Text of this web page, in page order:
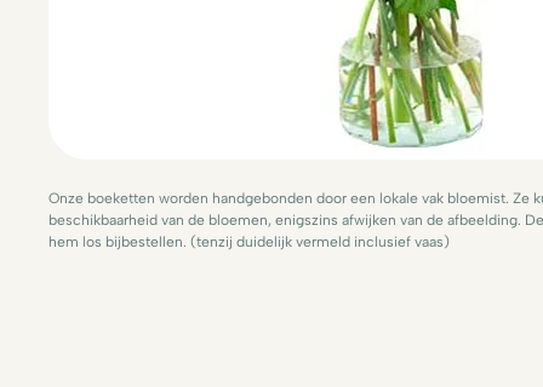
Onze boeketten worden handgebonden door een lokale vak bloemist. Ze
beschikbaarheid van de bloemen, enigszins afwijken van de afbeelding.
hem los bijbestellen. (tenzij duidelijk vermeld inclusief vaas)